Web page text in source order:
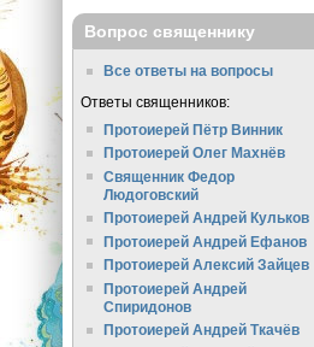
Вопрос священнику
Все ответы на вопросы
Ответы священников:
Протоиерей Пётр Винник
Протоиерей Олег Махнёв
Священник Федор
Людоговский
Протоиерей Андрей Кульков
Протоиерей Андрей Ефанов
Протоиерей Алексий Зайцев
Протоиерей Андрей
Спиридонов
Протоиерей Андрей Ткачёв